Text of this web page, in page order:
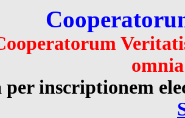
per inscriptionem